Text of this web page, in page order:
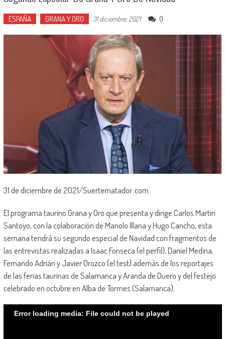
ESPAÑA GRANA Y ORO 31 diciembre, 2021 0
31 de diciembre de 2021/Suertematador..com
El programa taurino Grana y Oro que presenta y dirige Carlos Martín
Santoyo, con la colaboración de Manolo Illana y Hugo Cancho, esta
semana tendrá su segundo especial de Navidad con fragmentos de
las entrevistas realizadas a Isaac Fonseca (el perfil), Daniel Medina,
Fernando Adrián y Javier Orozco (el test) además de los reportajes
de las ferias taurinas de Salamanca y Aranda de Duero y del festejo
celebrado en octubre en Alba de Tormes (Salamanca).